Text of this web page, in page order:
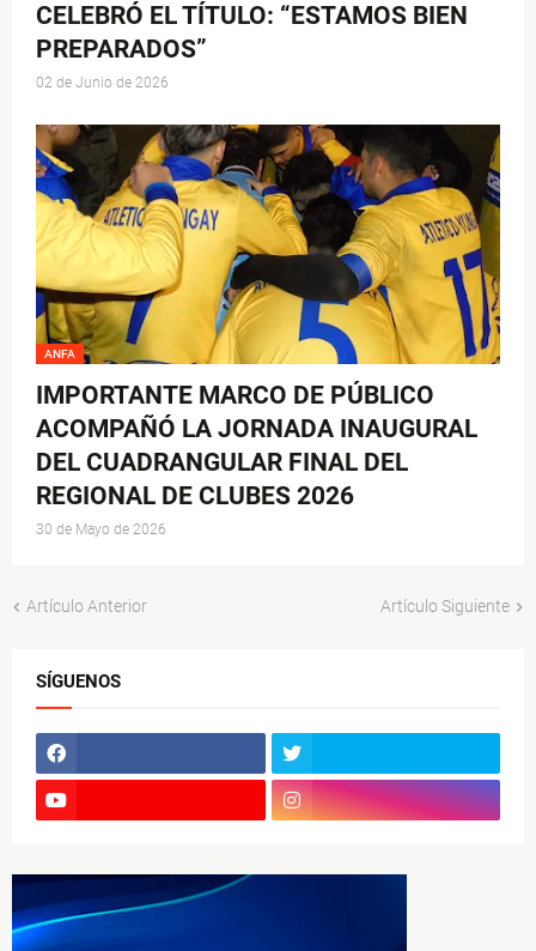
CELEBRÓ EL TÍTULO: “ESTAMOS BIEN
PREPARADOS”
02 de Junio de 2026
ANFA
IMPORTANTE MARCO DE PÚBLICO
ACOMPAÑÓ LA JORNADA INAUGURAL
DEL CUADRANGULAR FINAL DEL
REGIONAL DE CLUBES 2026
30 de Mayo de 2026
Artículo Anterior Artículo Siguiente
SÍGUENOS